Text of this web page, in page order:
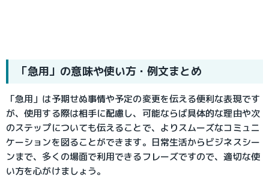
「急用」の意味や使い方・例文まとめ
「急用」は予期せぬ事情や予定の変更を伝える便利な表現です
が、使用する際は相手に配慮し、可能ならば具体的な理由や次
のステップについても伝えることで、よりスムーズなコミュニ
ケーションを図ることができます。日常生活からビジネスシー
ンまで、多くの場面で利用できるフレーズですので、適切な使
い方を心がけましょう。